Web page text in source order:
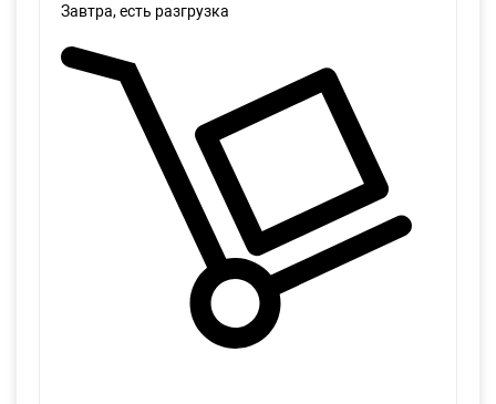
Завтра, есть разгрузка